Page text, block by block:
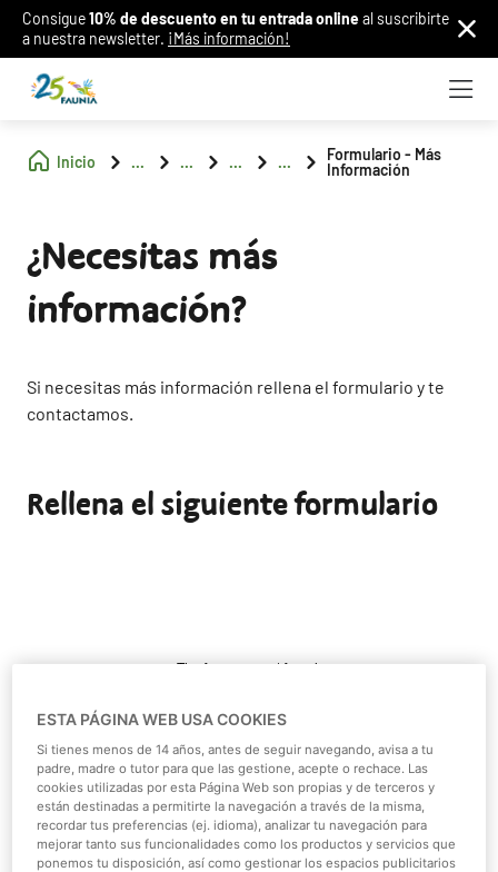
Consigue10% de descuento en tu entrada onlineal suscribirte
a nuestra newsletter. ¡Más información!
Inicio ... ... ... ...
Formulario - Más
Información
¿Necesitas más
información?
Si necesitas más información rellena el formulario y te
contactamos.
Rellena el siguiente formulario
ESTA PÁGINA WEB USA COOKIES
Si tienes menos de 14 años, antes de seguir navegando, avisa a tu
padre, madre o tutor para que las gestione, acepte o rechace. Las
cookies utilizadas por esta Página Web son propias y de terceros y
están destinadas a permitirte la navegación a través de la misma,
recordar tus preferencias (ej. idioma), analizar tu navegación para
mejorar tanto sus funcionalidades como los productos y servicios que
ponemos tu disposición, así como gestionar los espacios publicitarios